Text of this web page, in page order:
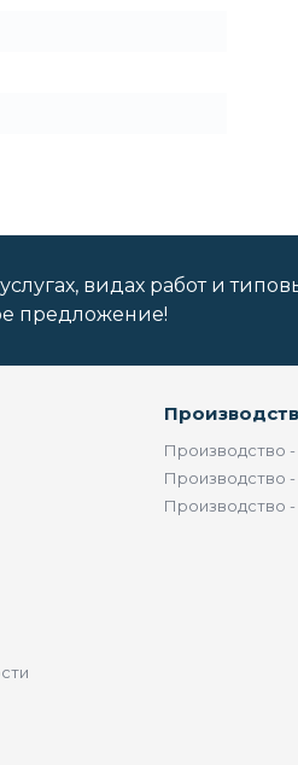
видах работ и
предложение!
Производство
Производство
Производство